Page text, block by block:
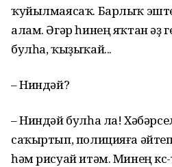
ҡуйылмаясаҡ. Барлыҡ
алам. Әгәр һинең яҡтан
булһа, ҡыҙыҡай...
– Ниндәй?
– Ниндәй булһа ла!
саҡыртып, полицияға
һәм рисуай итәм. Минең